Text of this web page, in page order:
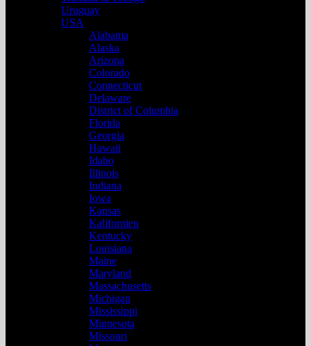
Uruguay
USA
Alabama
Alaska
Arizona
Colorado
Connecticut
Delaware
District of Columbia
Florida
Georgia
Hawaii
Idaho
Illinois
Indiana
Iowa
Kansas
Kalifornien
Kentucky
Louisiana
Maine
Maryland
Massachusetts
Michigan
Mississippi
Minnesota
Missouri